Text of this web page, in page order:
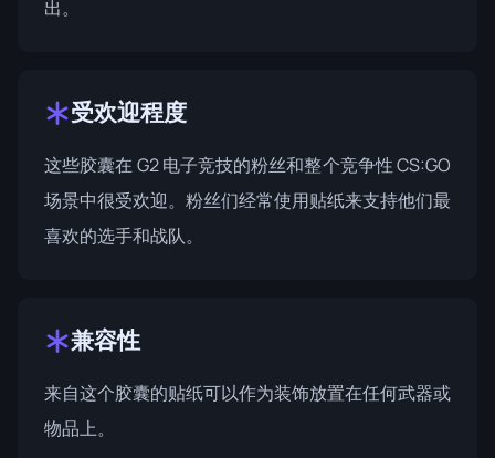
出。
受欢迎程度
这些胶囊在 G2 电子竞技的粉丝和整个竞争性 CS:GO
场景中很受欢迎。粉丝们经常使用贴纸来支持他们最
喜欢的选手和战队。
兼容性
来自这个胶囊的贴纸可以作为装饰放置在任何武器或
物品上。